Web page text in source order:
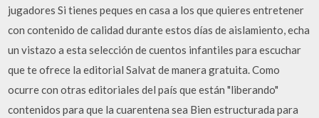
jugadores Si tienes peques en casa a los que quieres entretener
con contenido de calidad durante estos días de aislamiento, echa
un vistazo a esta selección de cuentos infantiles para escuchar
que te ofrece la editorial Salvat de manera gratuita. Como
ocurre con otras editoriales del país que están "liberando"
contenidos para que la cuarentena sea Bien estructurada para